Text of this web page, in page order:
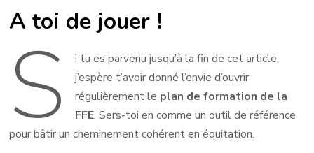
A toi de jouer !
S
i tu es parvenu jusqu’à la fin de cet article,
j’espère t’avoir donné l’envie d’ouvrir
régulièrement le plan de formation de la
FFE. Sers-toi en comme un outil de référence
pour bâtir un cheminement cohérent en équitation.